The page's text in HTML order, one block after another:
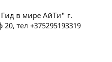
в мире АйТи" г.
тел +375295193319